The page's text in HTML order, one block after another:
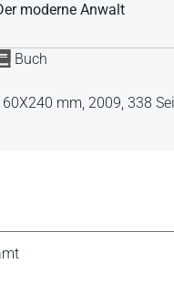
moderne Anwalt
Buch
mm, 2009, 338